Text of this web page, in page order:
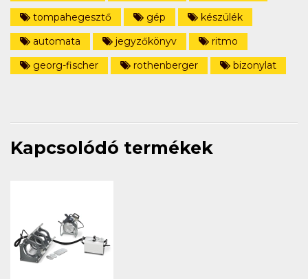
tompahegesztő
gép
készülék
automata
jegyzőkönyv
ritmo
georg-fischer
rothenberger bizonylat
Kapcsolódó termékek